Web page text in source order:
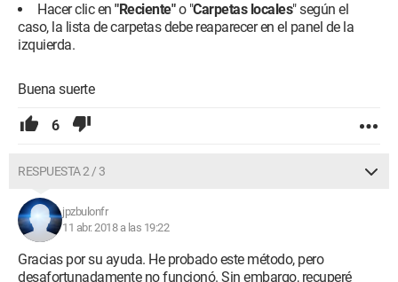
Hacer clic en "Reciente"o "Carpetas locales" según el
caso, la lista de carpetas debe reaparecer en el panel de la
izquierda.
Buena suerte
6
RESPUESTA 2 / 3
jpzbulonfr
11 abr. 2018 a las 19:22
Gracias por su ayuda. He probado este método, pero
desafortunadamente no funcionó. Sin embargo, recuperé